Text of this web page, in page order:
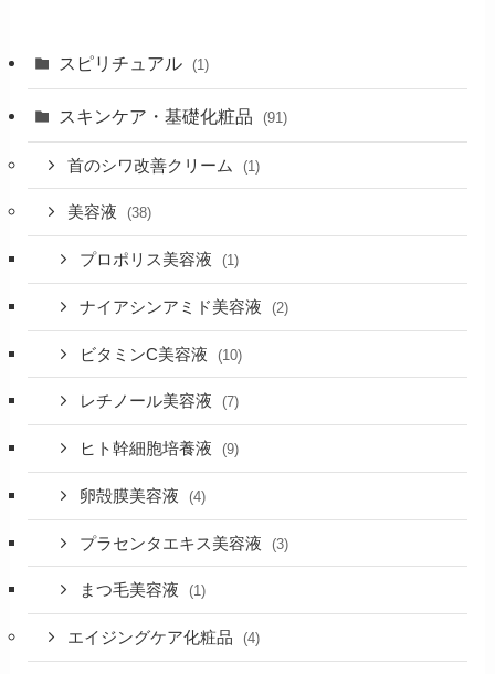
スピリチュアル (1)
スキンケア・基礎化粧品 (91)
首のシワ改善クリーム (1)
美容液 (38)
プロポリス美容液 (1)
ナイアシンアミド美容液 (2)
ビタミンC美容液 (10)
レチノール美容液 (7)
ヒト幹細胞培養液 (9)
卵殻膜美容液 (4)
プラセンタエキス美容液 (3)
まつ毛美容液 (1)
エイジングケア化粧品 (4)